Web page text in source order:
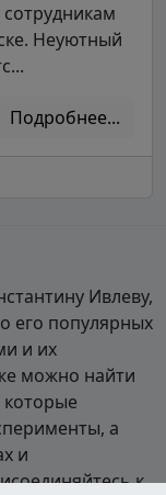
Неуютный
Подробнее...
Ивлеву,
его популярных
и их
можно найти
а
и
к